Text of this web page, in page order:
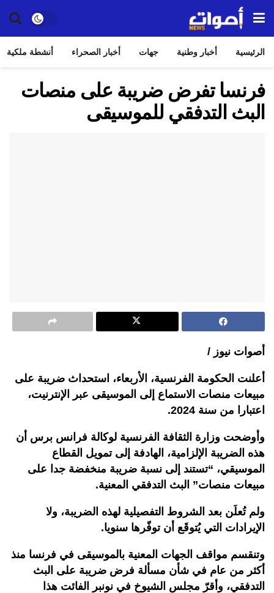
الرئيسية أخبار وطنية جهات أخبار الصحراء أنشطة ملكية
فرنسا تفرض ضريبة على منصات
البث التدفقي للموسيقى
أصوات نيوز /
أعلنت الحكومة الفرنسية، الأربعاء، استحداث ضريبة على
مبيعات منصات الاستماع إلى الموسيقى عبر الإنترنيت،
اعتبارا من سنة 2024.
وأوضحت وزارة الثقافة الفرنسية لوكالة فرانس برس أن
هذه الضريبة الإلزامية، الهادفة إلى تمويل القطاع
الموسيقي، “تستند إلى نسبة ضريبة منخفضة جدا على
مبيعات منصات” البث التدفقي المعنية.
ولم تُعلَن بعد الشروط التفصيلية لهذه الضريبة، ولا
الإيرادات التي يُتوقَع أن توفّرها سنويا.
وتنقسم مواقف الجهات المعنية بالموسيقى في فرنسا منذ
أكثر من عام في شأن مسألة فرض ضريبة على البث
التدفقي، وأقرّ مجلس الشيوخ في نونبر الفائت هذا